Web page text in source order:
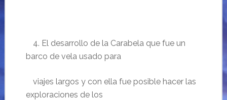
4. El desarrollo de la Carabela que fue un
barco de vela usado para
viajes largos y con ella fue posible hacer las
exploraciones de los